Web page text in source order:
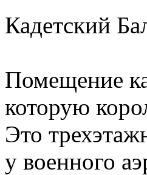
Кадетский
Помещение
которую
Это
у военного